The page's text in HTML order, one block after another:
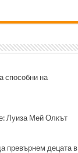
способни на
Луиза Мей Олкът
превърнем децата в